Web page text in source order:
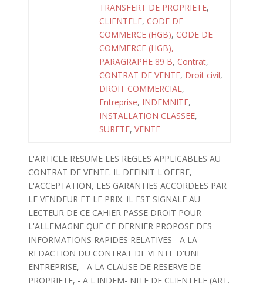
TRANSFERT DE PROPRIETE,
CLIENTELE, CODE DE
COMMERCE (HGB), CODE DE
COMMERCE (HGB),
PARAGRAPHE 89 B, Contrat,
CONTRAT DE VENTE, Droit civil,
DROIT COMMERCIAL,
Entreprise, INDEMNITE,
INSTALLATION CLASSEE,
SURETE, VENTE
L'ARTICLE RESUME LES REGLES APPLICABLES AU
CONTRAT DE VENTE. IL DEFINIT L'OFFRE,
L'ACCEPTATION, LES GARANTIES ACCORDEES PAR
LE VENDEUR ET LE PRIX. IL EST SIGNALE AU
LECTEUR DE CE CAHIER PASSE DROIT POUR
L'ALLEMAGNE QUE CE DERNIER PROPOSE DES
INFORMATIONS RAPIDES RELATIVES - A LA
REDACTION DU CONTRAT DE VENTE D'UNE
ENTREPRISE, - A LA CLAUSE DE RESERVE DE
PROPRIETE, - A L'INDEM- NITE DE CLIENTELE (ART.